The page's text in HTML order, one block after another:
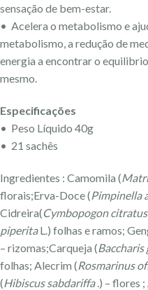
sensação de bem-estar.
• Acelera o metabolismo e
metabolismo, a redução de
energia a encontrar o
mesmo.
Especificações
• Peso Líquido 40g
• 21 sachês
Ingredientes : Camomila (
florais;Erva-Doce (Pimpinella
Cidreira(Cymbopogon
piperitaL.) folhas e ramos;
– rizomas;Carqueja (
folhas; Alecrim (Rosmarinus
(Hibiscus sabdariffa.) – flores ;